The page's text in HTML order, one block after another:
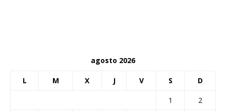
agosto 2026
L M X J V S D
1
2